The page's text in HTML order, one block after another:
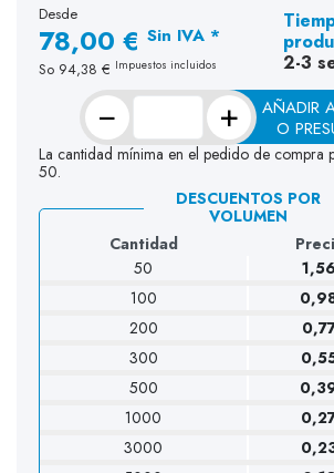
Desde
78,00 € Sin IVA *
So 94,38 € Impuestos incluidos
2-3
− +
AÑADIR
O
La cantidad mínima en el pedido de compra
50.
DESCUENTOS POR
VOLUMEN
Cantidad
50
100
200
300
500
1000
3000